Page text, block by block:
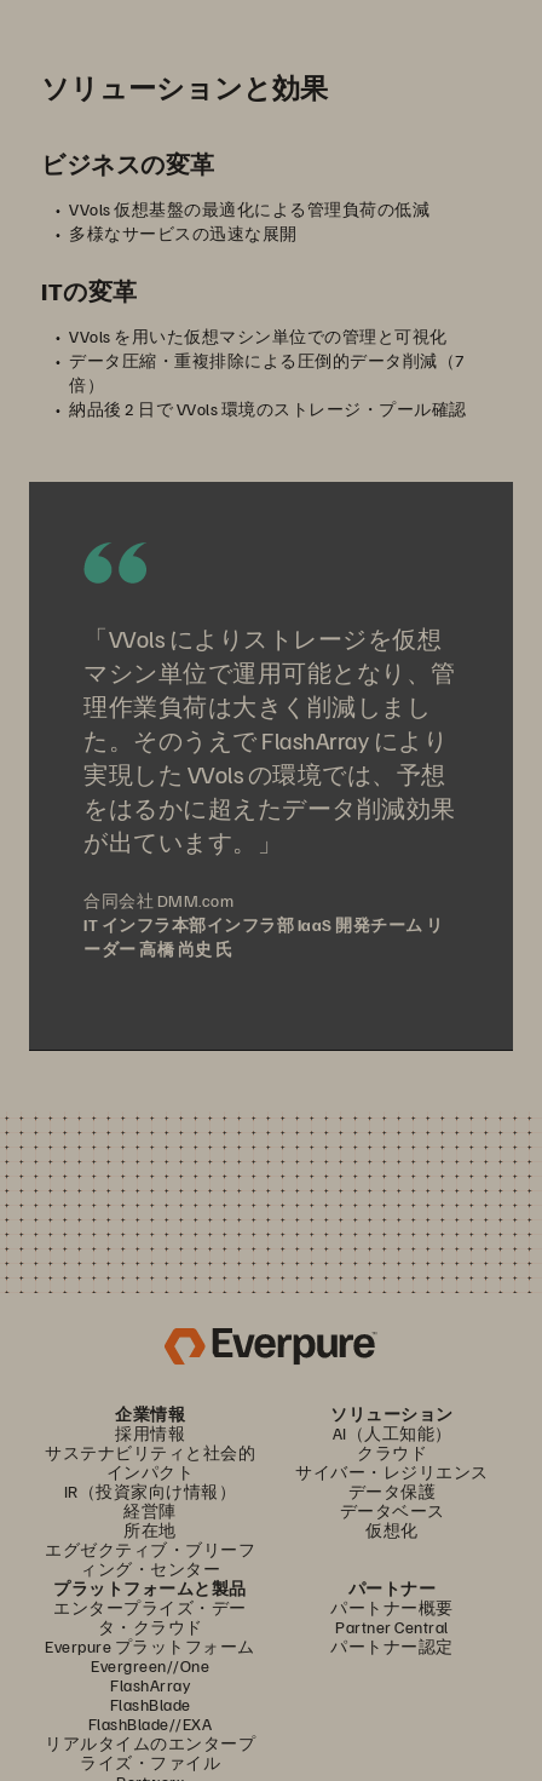
ソリューションと効果
ビジネスの変革
VVols 仮想基盤の最適化による管理負荷の低減
多様なサービスの迅速な展開
ITの変革
VVols を用いた仮想マシン単位での管理と可視化
データ圧縮・重複排除による圧倒的データ削減（7
倍）
納品後 2 日で VVols 環境のストレージ・プール確認
「VVols によりストレージを仮想
マシン単位で運用可能となり、管
理作業負荷は大きく削減しまし
た。そのうえで FlashArray により
実現した VVols の環境では、予想
をはるかに超えたデータ削減効果
が出ています。」
合同会社 DMM.com
IT インフラ本部インフラ部 IaaS 開発チーム リ
ーダー 高橋 尚史 氏
企業情報
採用情報
サステナビリティと社会的
インパクト
IR（投資家向け情報）
経営陣
所在地
エグゼクティブ・ブリーフ
ィング・センター
ソリューション
AI（人工知能）
クラウド
サイバー・レジリエンス
データ保護
データベース
仮想化
プラットフォームと製品
エンタープライズ・デー
タ・クラウド
Everpure プラットフォーム
Evergreen//One
FlashArray
FlashBlade
FlashBlade//EXA
リアルタイムのエンタープ
ライズ・ファイル
パートナー
パートナー概要
Partner Central
パートナー認定